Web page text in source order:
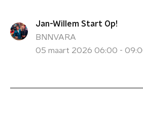
Jan-Willem Start Op!
BNNVARA
05 maart 2026 06:00 -